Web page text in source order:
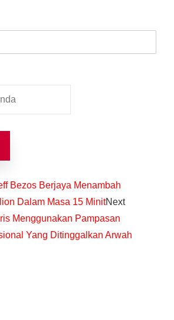
Bezos Berjaya Menambah
Dalam Masa 15 MinitNext
Menggunakan Pampasan
Yang Ditinggalkan Arwah